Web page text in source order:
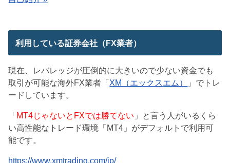
利用している証券会社（FX業者）
現在、レバレッジが圧倒的に大きいので少ない資金でも
取引が可能な海外FX業者「XM（エックスエム）
」でトレ
ードしています。
「MT4じゃないとFXでは勝てない 」と言う人がいるくら
い高性能なトレード環境「MT4」がデフォルトで利用可
能です。
https://www.xmtrading.com/jp/